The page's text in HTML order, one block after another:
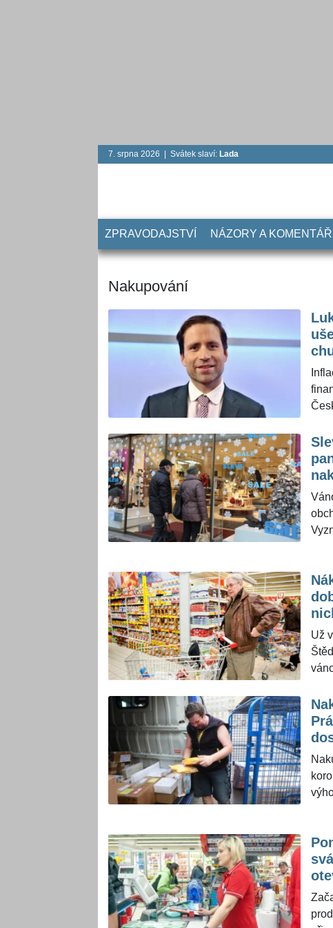
7. srpna 2026 | Svátek slaví: Lada
ZPRAVODAJSTVÍ NÁZORY A
Nakupování
z
se
Už
jak